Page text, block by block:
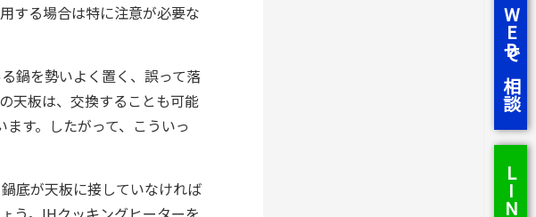
する場合は特に注意が必要な
鍋を勢いよく置く、誤って落
天板は、交換することも可能
す。したがって、こういっ
底が天板に接していなければ
WEBで相談